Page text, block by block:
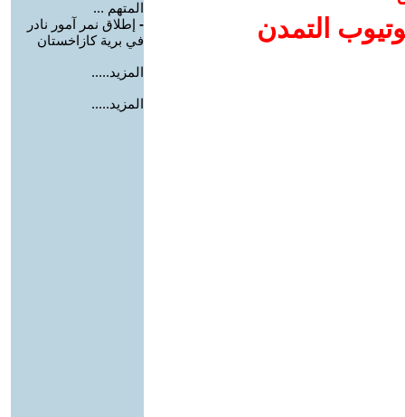
التمدن
المتهم ...
- إطلاق نمر آمور نادر
في برية كازاخستان
المزيد.....
المزيد.....